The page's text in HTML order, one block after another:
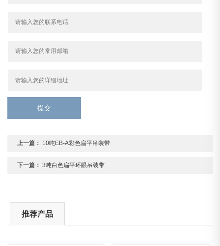
提交
上一篇： 10吨EB-A彩色扁平吊装带
下一篇： 3吨白色扁平环眼吊装带
推荐产品